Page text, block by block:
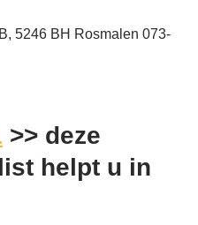
5246 BH Rosmalen 073-
>> deze
helpt u in